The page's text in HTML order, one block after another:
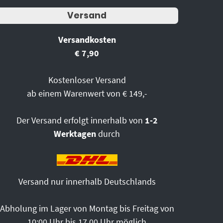
Versand
Versandkosten
€ 7,90
Kostenloser Versand
ab einem Warenwert von € 149,-
Der Versand erfolgt innerhalb von 1-2
Werktagendurch
Versand nur innerhalb Deutschlands
Abholung im Lager von Montag bis Freitag von